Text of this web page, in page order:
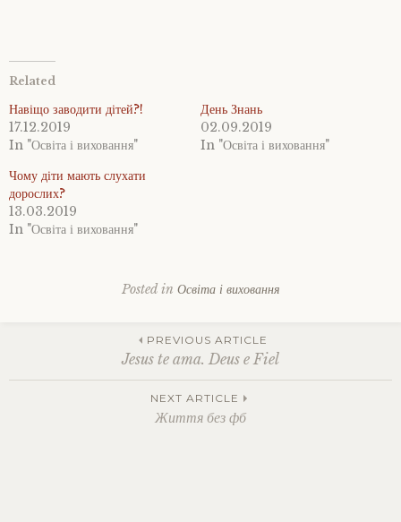
Related
Навіщо заводити дітей?!
17.12.2019
In "Освіта і виховання"
День Знань
02.09.2019
In "Освіта і виховання"
Чому діти мають слухати
дорослих?
13.03.2019
In "Освіта і виховання"
Posted in Освіта і виховання
navigation
PREVIOUS ARTICLE
Jesus te ama. Deus e Fiel
NEXT ARTICLE
Життя без фб